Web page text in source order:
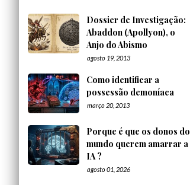
Dossier de Investigação:
Abaddon (Apollyon), o
Anjo do Abismo
agosto 19, 2013
Como identificar a
possessão demoníaca
março 20, 2013
Porque é que os donos do
mundo querem amarrar a
IA ?
agosto 01, 2026